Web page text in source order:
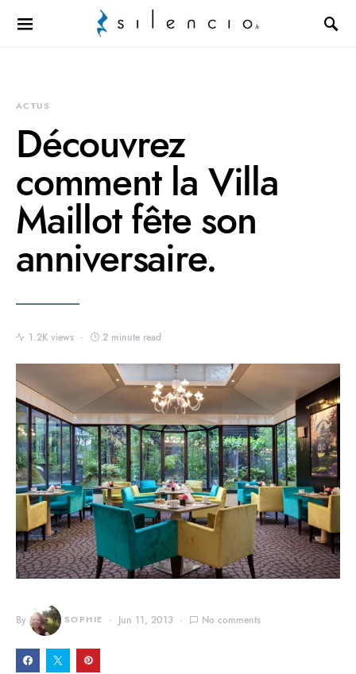
Search for:
ACTUS
Découvrez
comment la Villa
Maillot fête son
anniversaire.
1.2K views 2 minute read
By SOPHIE Jun 11, 2013 No comments